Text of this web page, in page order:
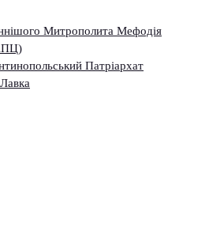
Митрополита Мефодія
Патріархат